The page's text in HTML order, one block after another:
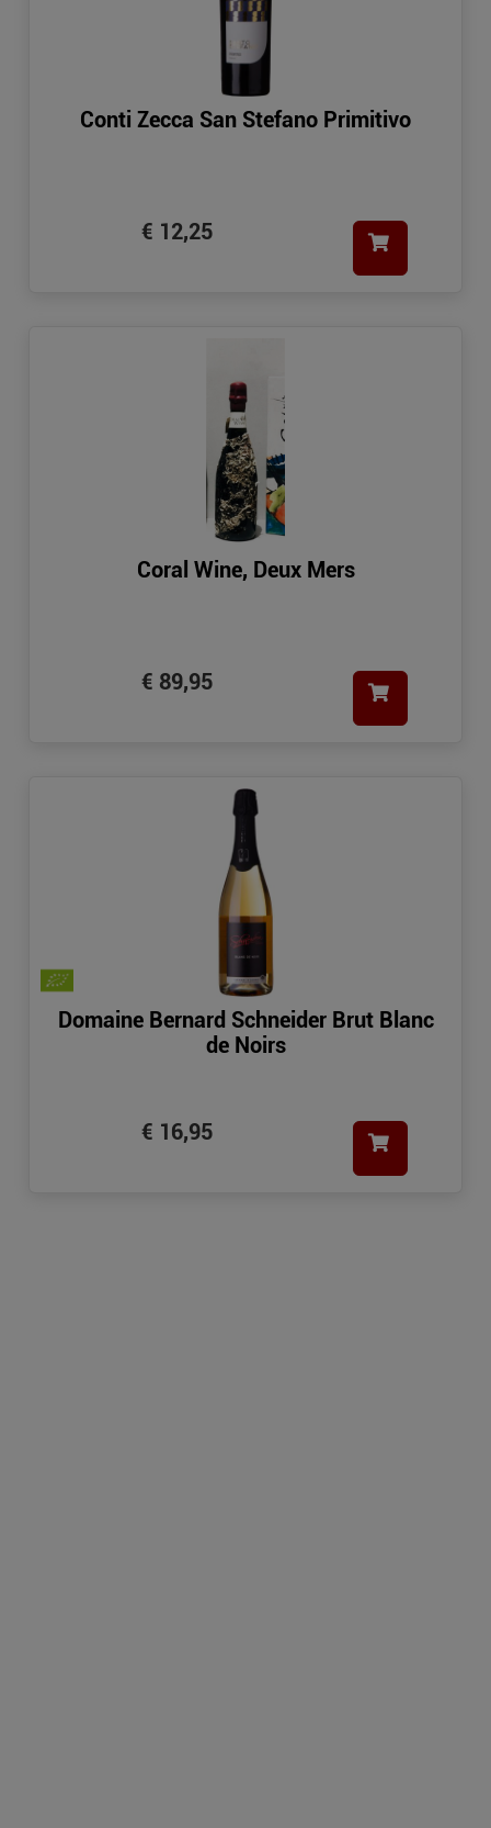
Conti Zecca San Stefano Primitivo
€ 12,25
Coral Wine, Deux Mers
€ 89,95
Domaine Bernard Schneider Brut Blanc
de Noirs
€ 16,95